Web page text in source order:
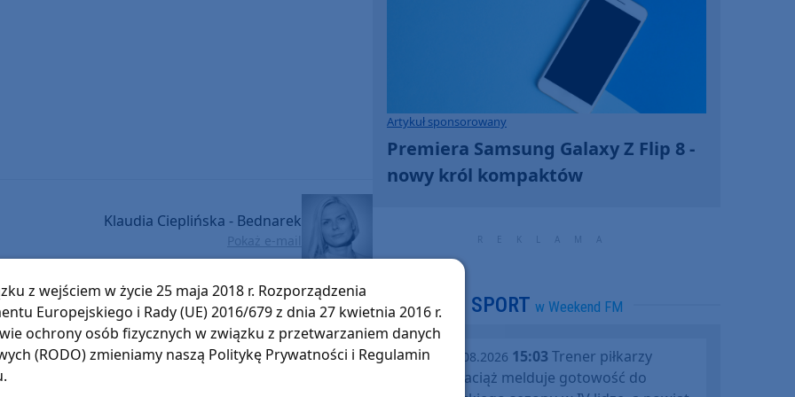
Klaudia Cieplińska - Bednarek
Pokaż e-mail
O tej sprawie usłyszysz też w radiu Weekend
FM.
Słuchaj w:
są
i
Artykuł sponsorowany
Premiera Samsung Galaxy Z Flip 8 -
nowy król kompaktów
SPORT w Weekend FM
piątek, 07.08.2026 15:03Trener piłkarzy
Rawysa Raciąż melduje gotowość do
z wejściem w życie 25 maja 2018 r. Rozporządzenia
Europejskiego i Rady (UE) 2016/679 z dnia 27 kwietnia 2016 r.
ochrony osób fizycznych w związku z przetwarzaniem danych
(RODO) zmieniamy naszą Politykę Prywatności i Regulamin